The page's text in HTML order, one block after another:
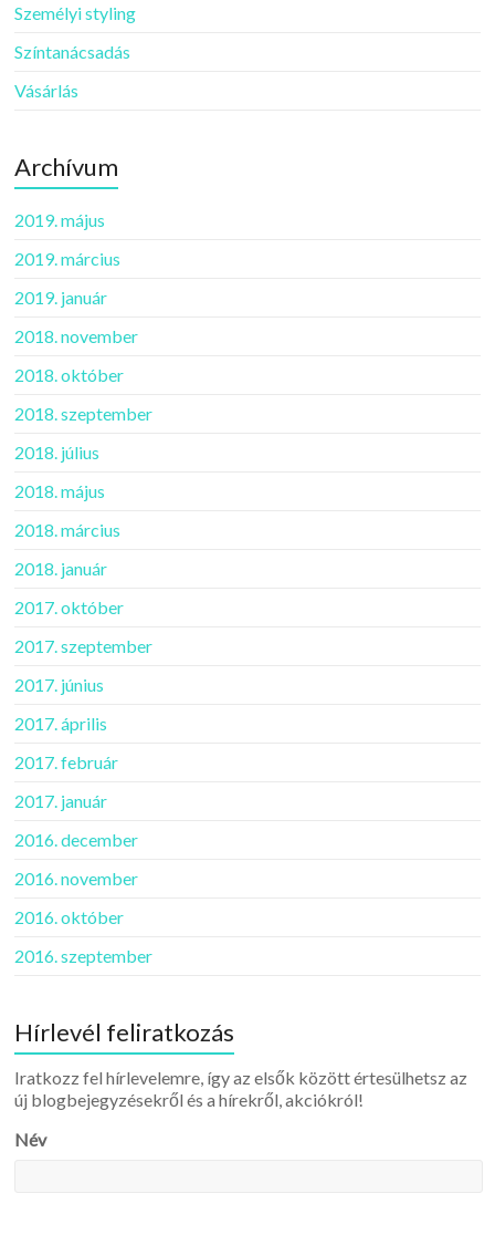
Személyi styling
Színtanácsadás
Vásárlás
Archívum
2019. május
2019. március
2019. január
2018. november
2018. október
2018. szeptember
2018. július
2018. május
2018. március
2018. január
2017. október
2017. szeptember
2017. június
2017. április
2017. február
2017. január
2016. december
2016. november
2016. október
2016. szeptember
Hírlevél feliratkozás
Iratkozz fel hírlevelemre, így az elsők között értesülhetsz az
új blogbejegyzésekről és a hírekről, akciókról!
Név